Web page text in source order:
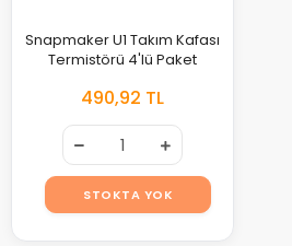
Snapmaker U1 Takım Kafası
Termistörü 4'lü Paket
490,92 TL
STOKTA YOK